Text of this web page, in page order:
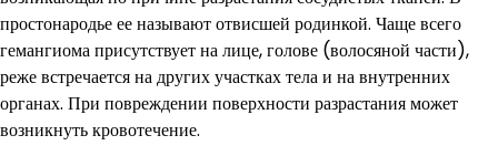
простонародье ее называют отвисшей родинкой. Чаще всего
гемангиома присутствует на лице, голове (волосяной части),
реже встречается на других участках тела и на внутренних
органах. При повреждении поверхности разрастания может
возникнуть кровотечение.